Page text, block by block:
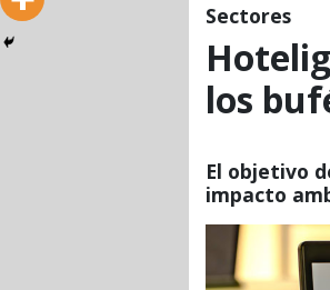
Sectores
los
El objetivo
impacto